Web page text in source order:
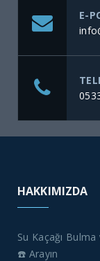
E-
HAKKIMIZDA
Su Kaçağı
☎️ Arayın